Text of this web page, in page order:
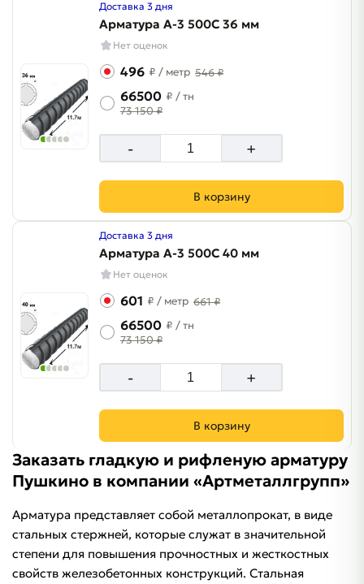
Доставка 3 дня
Арматура A-3 500C 36 мм
Нет оценок
496 ₽ / метр 546 ₽
66500 ₽ / тн
73 150 ₽
- +
В корзину
Доставка 3 дня
Арматура A-3 500C 40 мм
Нет оценок
601 ₽ / метр 661 ₽
66500 ₽ / тн
73 150 ₽
- +
В корзину
Заказать гладкую и рифленую арматуру
Пушкино в компании «Артметаллгрупп»
Арматура представляет собой металлопрокат, в виде
стальных стержней, которые служат в значительной
степени для повышения прочностных и жесткостных
свойств железобетонных конструкций. Стальная